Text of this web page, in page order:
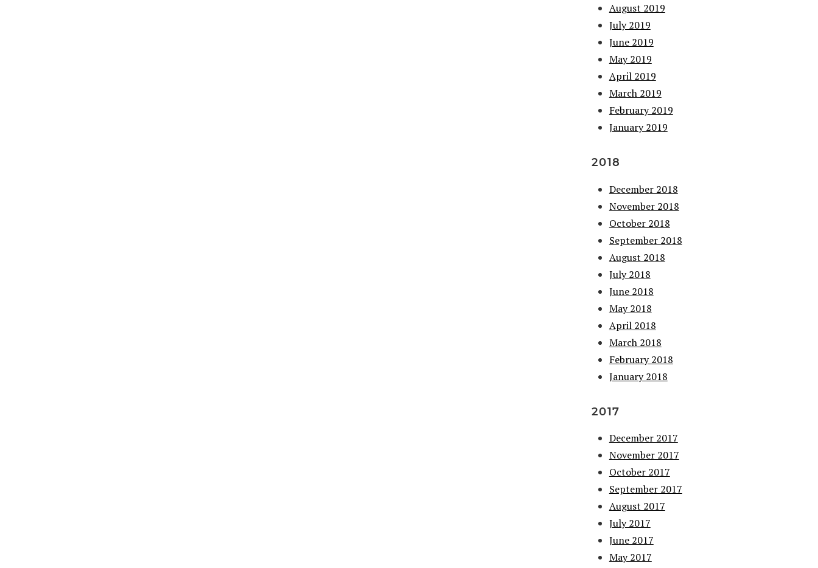
August 2019
July 2019
June 2019
May 2019
April 2019
March 2019
February 2019
January 2019
2018
December 2018
November 2018
October 2018
September 2018
August 2018
July 2018
June 2018
May 2018
April 2018
March 2018
February 2018
January 2018
2017
December 2017
November 2017
October 2017
September 2017
August 2017
July 2017
June 2017
May 2017